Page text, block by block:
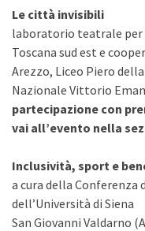
Le città invisibili
laboratorio teatrale per
Toscana sud est e
Arezzo, Liceo Piero
Nazionale Vittorio
partecipazione con
vai all’evento nella
Inclusività, sport e
a cura della Conferenza
dell’Università di Siena
San Giovanni Valdarno